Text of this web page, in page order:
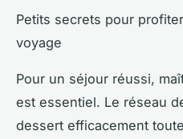
Petits secrets pour
voyage
Pour un séjour réussi,
est essentiel. Le réseau
dessert efficacement